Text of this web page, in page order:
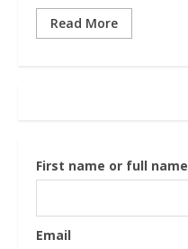
Read More
First name or full name
Email